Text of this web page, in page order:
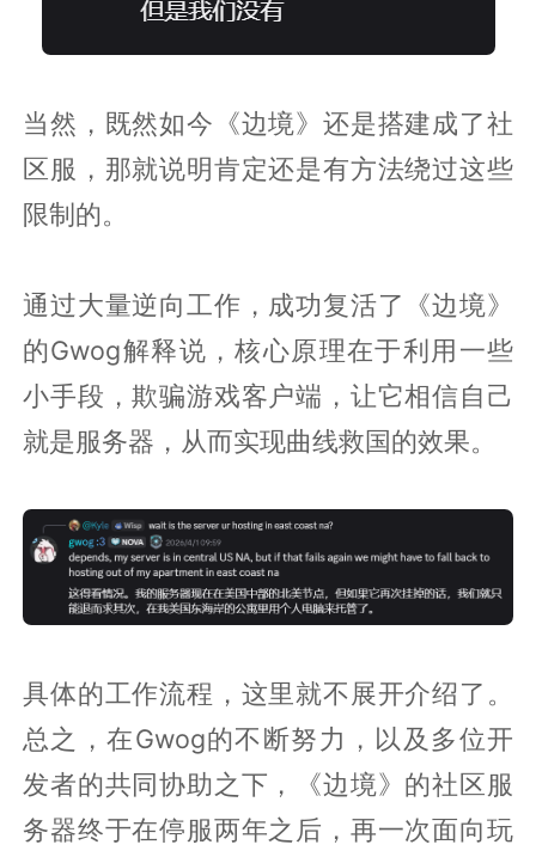
当然，既然如今《边境》还是搭建成了社
区服，那就说明肯定还是有方法绕过这些
限制的。
通过大量逆向工作，成功复活了《边境》
的Gwog解释说，核心原理在于利用一些
小手段，欺骗游戏客户端，让它相信自己
就是服务器，从而实现曲线救国的效果。
具体的工作流程，这里就不展开介绍了。
总之，在Gwog的不断努力，以及多位开
发者的共同协助之下，《边境》的社区服
务器终于在停服两年之后，再一次面向玩